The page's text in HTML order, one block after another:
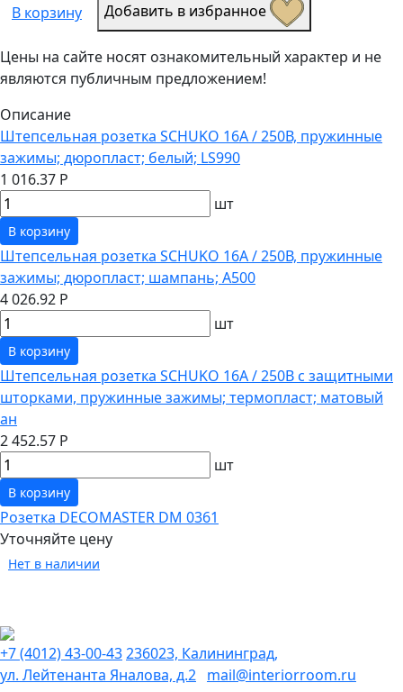
В корзину
Добавить в избранное
Цены на сайте носят ознакомительный характер и не
являются публичным предложением!
Описание
Штепсельная розетка SCHUKO 16А / 250В, пружинные
зажимы; дюропласт; белый; LS990
1 016.37 Р
шт
В корзину
Штепсельная розетка SCHUKO 16А / 250В, пружинные
зажимы; дюропласт; шампань; A500
4 026.92 Р
шт
В корзину
Штепсельная розетка SCHUKO 16А / 250В с защитными
шторками, пружинные зажимы; термопласт; матовый
ан
2 452.57 Р
шт
В корзину
Розетка DECOMASTER DM 0361
Уточняйте цену
Нет в наличии
+7 (4012) 43-00-43236023, Калининград,
ул. Лейтенанта Яналова, д.2 mail@interiorroom.ru